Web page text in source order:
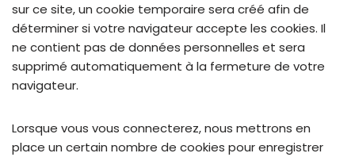
sur ce site, un cookie temporaire sera créé afin de
déterminer si votre navigateur accepte les cookies. Il
ne contient pas de données personnelles et sera
supprimé automatiquement à la fermeture de votre
navigateur.
Lorsque vous vous connecterez, nous mettrons en
place un certain nombre de cookies pour enregistrer